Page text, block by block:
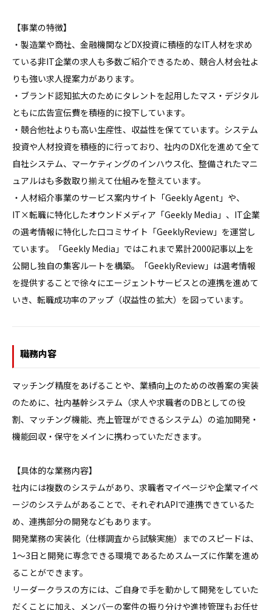
【事業の特徴】
・製造業や商社、金融機関などDX投資に積極的なIT人材を求め
ている非IT企業の求人も多数ご紹介できるため、競合人材会社よ
りも強い求人提案力があります。
・ブランド認知拡大のためにタレントを起用したマス・デジタル
ともに広告宣伝費を積極的に投下しています。
・競合他社よりも高い生産性、収益性を保てています。システム
投資や人材投資を積極的に行っており、社内のDX化を進めて全て
自社システム、マーケティングのインハウス化、整備されたマニ
ュアルはも多数取り揃えて仕組みを整えています。
・人材紹介事業のサービス案内サイト「Geekly Agent」や、
IT×転職に特化したオウンドメディア「Geekly Media」、IT企業
の選考情報に特化した口コミサイト「GeeklyReview」を運営し
ています。「Geekly Media」ではこれまで累計2000記事以上を
公開し独自の集客ルートを構築。「GeeklyReview」は選考情報
を提供することで徐々にエージェントサービスとの連携を進めて
いき、転職成功率のアップ（収益性の拡大）を図っています。
職務内容
マッチング精度をあげることや、業績向上のための改善案の実装
のために、社内基幹システム（求人や求職者のDBとしての役
割、マッチング機能、売上管理ができるシステム）の追加開発・
機能回収・保守をメインに携わっていただきます。
【具体的な業務内容】
社内には複数のシステムがあり、求職者マイページや企業マイペ
ージのシステムがあることで、それぞれAPIで連携できているた
め、連携部分の開発などもあります。
開発業務の実装化（仕様調査から試験実施）までのスピードは、
1〜3日と開発に専念できる環境であるためスムーズに作業を進め
ることができます。
リーダークラスの方には、ご自身で手を動かして開発をしていた
だくことに加え、メンバーの案件の振り分けや進捗管理もお任せ